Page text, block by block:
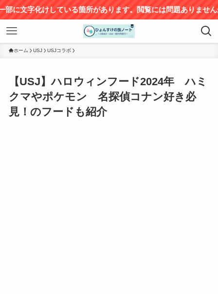
があります。閲覧には問題ありませんが、ご不便をおかけし
ホーム USJ USJコラボ
【USJ】ハロウィンフード2024年 ハミ
クマやポケモン 名探偵コナン好き必
見！のフードも紹介